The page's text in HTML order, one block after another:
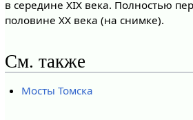
в середине XIX века. Полностью
половине XX века (на снимке).
См. также
Мосты Томска